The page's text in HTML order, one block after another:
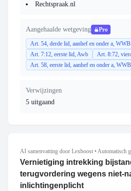
Rechtspraak.nl
Aangehaalde wetgeving Pro
Art. 54, derde lid, aanhef en onder a, WWB
Art. 7:12, eerste lid, Awb
Art. 8:72,
Art. 58, eerste lid, aanhef en onder a, WWB
Verwijzingen
5 uitgaand
AI samenvatting door Lexboost •Automatisch
Vernietiging intrekking
terugvordering wegens niet-
inlichtingenplicht